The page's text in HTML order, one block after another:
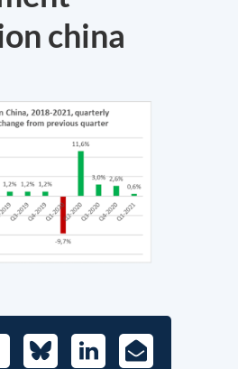
china
BlueskyLinkedIn
E-
Mail